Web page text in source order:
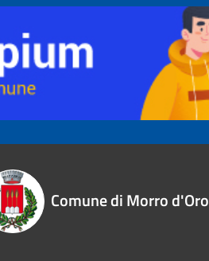
Comune di Morro d'Oro